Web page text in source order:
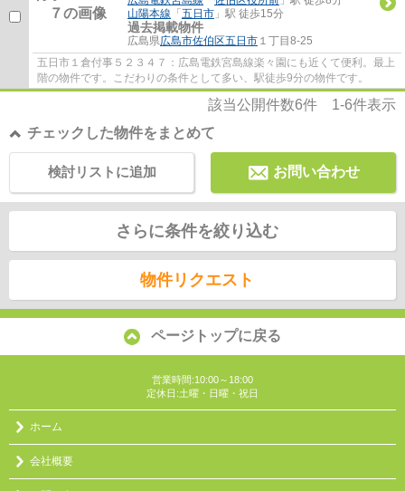
山陽本線 「 五日市 」駅 徒歩15分
過去掲載物件
広島県広島市佐伯区五日市 １丁目8-25
五日市１倉付事５２３４７：広島電鉄宮島線楽々園にも近くて便利。最上
階の物件です。こだわりの条件として多い、駅徒歩9分の物件です。
該当公開件数6件 1-6件表示
チェックした物件をまとめて
お問い合わせ
検討リストに追加
さらに条件を絞り込む
物件リクエスト
ページトップに戻る
営業時間:10:00～18:00
定休日:土曜・日曜・祝日
ホーム
会社概要